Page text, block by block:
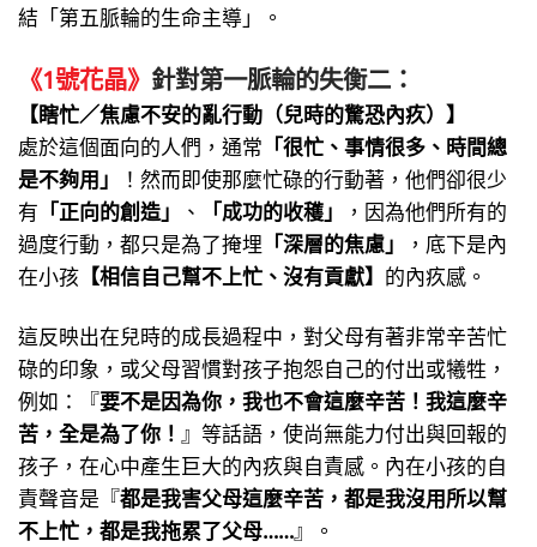
結「第五脈輪的生命主導」。
《1號花晶》 針對第一脈輪的失衡二：
【瞎忙／焦慮不安的亂行動（兒時的驚恐內疚）】
處於這個面向的人們，通常 「很忙、事情很多、時間總
是不夠用」
！然而即使那麼忙碌的行動著，他們卻很少
有 「正向的創造」 、 「成功的收穫」
，因為他們所有的
過度行動，都只是為了掩埋 「深層的焦慮」
，底下是內
在小孩 【相信自己幫不上忙、沒有貢獻】 的內疚感。
這反映出在兒時的成長過程中，對父母有著非常辛苦忙
碌的印象，或父母習慣對孩子抱怨自己的付出或犧牲，
例如：『要不是因為你，我也不會這麼辛苦！我這麼辛
苦，全是為了你！ 』等話語，使尚無能力付出與回報的
孩子，在心中產生巨大的內疚與自責感。內在小孩的自
責聲音是『都是我害父母這麼辛苦，都是我沒用所以幫
不上忙，都是我拖累了父母……』。